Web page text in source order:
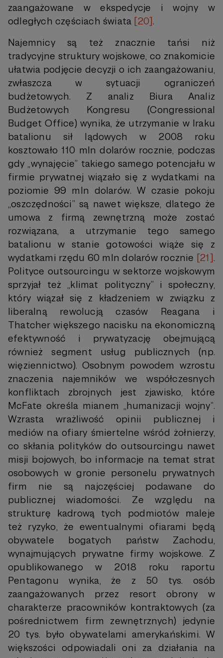
zaangażowane w ekspedycje i wojny w
odległych częściach świata [20].
Najemnicy są też znacznie tańsi niż
tradycyjne struktury wojskowe, co znakomicie
ułatwia podjęcie decyzji o ich zaangażowaniu,
zwłaszcza w sytuacji ograniczeń
budżetowych. Z analiz Biura Analiz
Budżetowych Kongresu (Congressional
Budget Office) wynika, że utrzymanie w Iraku
batalionu sił lądowych w 2008 roku
kosztowało 110 mln dolarów rocznie, podczas
gdy „wynajęcie” takiego samego potencjału w
firmie prywatnej wiązało się z wydatkami na
poziomie 99 mln dolarów. W czasie pokoju
„oszczędności” są nawet większe, dlatego że
umowa z firmą zewnętrzną może zostać
rozwiązana, a utrzymanie tego samego
batalionu w stanie gotowości wiąże się z
wydatkami rzędu 60 mln dolarów rocznie [21].
Polityce outsourcingu w sektorze wojskowym
sprzyjał też „klimat polityczny” i społeczny,
który wiązał się z kładzeniem w związku z
liberalną rewolucją czasów Reagana i
Thatcher większego nacisku na ekonomiczną
efektywność i prywatyzację obejmującą
również segment usług publicznych (np.
więziennictwo). Osobnym powodem wzrostu
znaczenia najemników we współczesnych
konfliktach zbrojnych jest zjawisko, które
McFate określa mianem „humanizacji wojny”.
Wzrasta wrażliwość opinii publicznej i
mediów na ofiary śmiertelne wśród żołnierzy,
co skłania polityków do outsourcingu nawet
misji bojowych, bo informacje na temat strat
osobowych w gronie personelu prywatnych
firm nie są najczęściej podawane do
publicznej wiadomości. Ze względu na
strukturę kadrową tych podmiotów maleje
też ryzyko, że ewentualnymi ofiarami będą
obywatele bogatych państw Zachodu,
wynajmujących prywatne firmy wojskowe. Z
opublikowanego w 2018 roku raportu
Pentagonu wynika, że z 50 tys. osób
zaangażowanych przez resort obrony w
charakterze pracowników kontraktowych (za
pośrednictwem firm zewnętrznych) jedynie
20 tys. było obywatelami amerykańskimi. W
większości odpowiadali oni za działania na